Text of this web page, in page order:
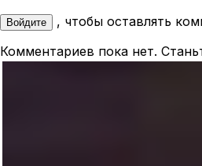
Войдите
, чтобы оставлять
Комментариев пока нет.